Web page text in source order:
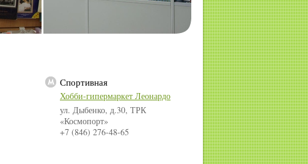
Спортивная
Хобби-гипермаркет Леонардо
ул. Дыбенко, д.30, ТРК
«Космопорт»
+7 (846) 276-48-65